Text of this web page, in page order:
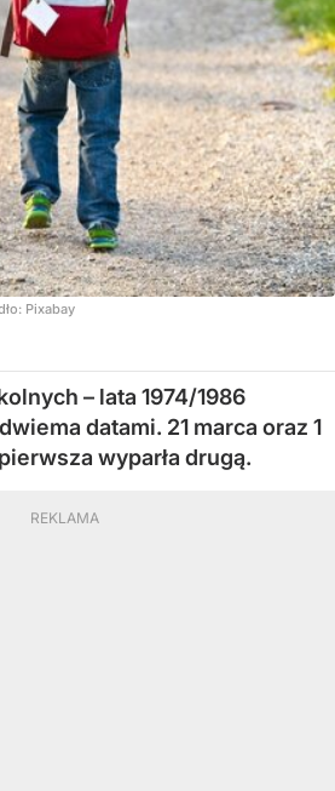
Pixabay
– lata 1974/1986
datami. 21 marca oraz 1
wyparła drugą.